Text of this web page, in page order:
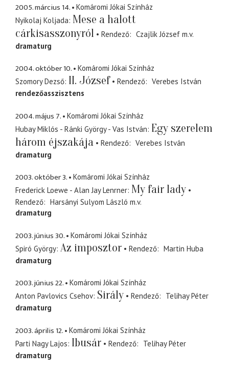
2005. március 14.
Komáromi Jókai Színház
Nyikolaj Koljada Mese a halott
cárkisasszonyról
Rendező Czajlik József m.v.
dramaturg
2004. október 10.
Komáromi Jókai Színház
Szomory Dezső II. József Rendező
Verebes István
rendezőasszisztens
2004. május 7.
Komáromi Jókai Színház
Hubay Miklós - Ránki György - Vas István Egy szerelem
három éjszakája
Rendező
Verebes István
dramaturg
2003. október 3.
Komáromi Jókai Színház
Frederick Loewe - Alan Jay Lenrner My fair lady
Rendező Harsányi Sulyom László m.v.
dramaturg
2003. június 30.
Komáromi Jókai Színház
Spiró György Az imposztor Rendező
Martin Huba
dramaturg
2003. június 22.
Komáromi Jókai Színház
Anton Pavlovics Csehov Sirály Rendező
Telihay Péter
dramaturg
2003. április 12.
Komáromi Jókai Színház
Parti Nagy Lajos Ibusár Rendező
Telihay Péter
dramaturg